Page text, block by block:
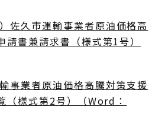
佐久市運輸事業者原油価格高
書兼請求書（様式第1号）
事業者原油価格高騰対策支援
（様式第2号）（Word：